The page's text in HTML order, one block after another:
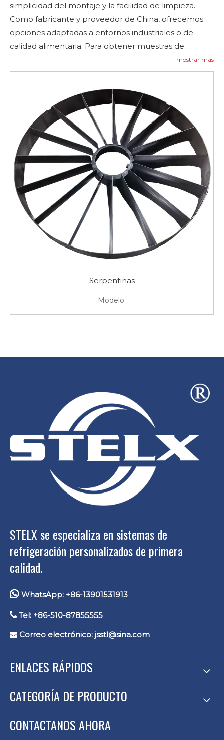
simplicidad del montaje y la facilidad de limpieza.
Como fabricante y proveedor de China, ofrecemos
opciones adaptadas a entornos industriales o de
calidad alimentaria. Para obtener muestras de
productos y orientación de instalación, consulte
Casos de referencia y Contáctenos para realizar
mostrar más
Serpentinas
Modelo:
STELX se especializa en sistemas de
refrigeración personalizados de primera
calidad.
 WhatsApp: +86-13901531913
 Tel: +86-510-87855555
 Correo electrónico: jsstl@sina.com
ENLACES RÁPIDOS
CATEGORÍA DE PRODUCTO
CONTACTANOS AHORA